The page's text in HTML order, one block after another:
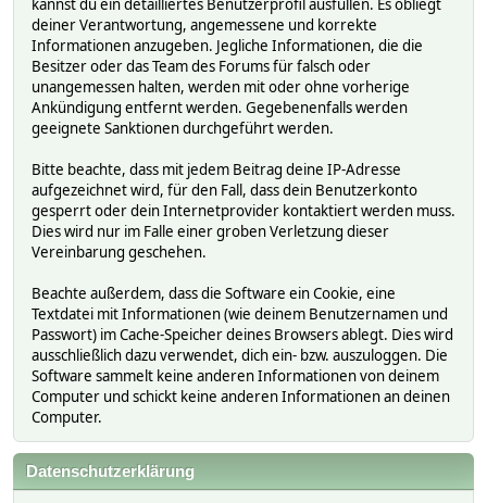
kannst du ein detailliertes Benutzerprofil ausfüllen. Es obliegt
deiner Verantwortung, angemessene und korrekte
Informationen anzugeben. Jegliche Informationen, die die
Besitzer oder das Team des Forums für falsch oder
unangemessen halten, werden mit oder ohne vorherige
Ankündigung entfernt werden. Gegebenenfalls werden
geeignete Sanktionen durchgeführt werden.
Bitte beachte, dass mit jedem Beitrag deine IP-Adresse
aufgezeichnet wird, für den Fall, dass dein Benutzerkonto
gesperrt oder dein Internetprovider kontaktiert werden muss.
Dies wird nur im Falle einer groben Verletzung dieser
Vereinbarung geschehen.
Beachte außerdem, dass die Software ein Cookie, eine
Textdatei mit Informationen (wie deinem Benutzernamen und
Passwort) im Cache-Speicher deines Browsers ablegt. Dies wird
ausschließlich dazu verwendet, dich ein- bzw. auszuloggen. Die
Software sammelt keine anderen Informationen von deinem
Computer und schickt keine anderen Informationen an deinen
Computer.
Datenschutzerklärung